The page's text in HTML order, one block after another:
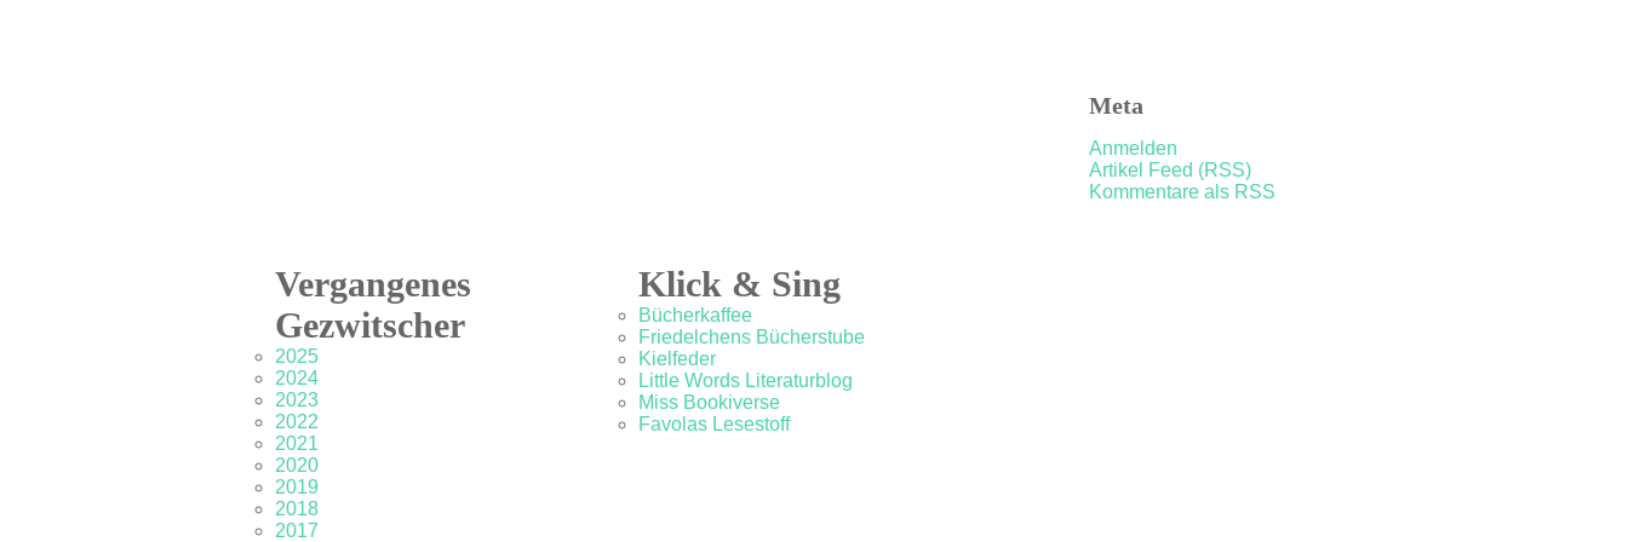
Meta
Anmelden
Artikel Feed (RSS)
Kommentare als RSS
Vergangenes
Gezwitscher
2025
2024
2023
2022
2021
2020
2019
2018
2017
Klick & Sing
Bücherkaffee
Friedelchens Bücherstube
Kielfeder
Little Words Literaturblog
Miss Bookiverse
Favolas Lesestoff